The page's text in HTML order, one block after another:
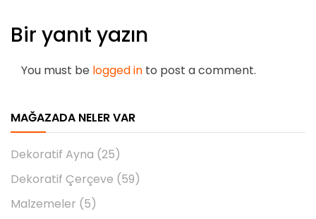
MAĞAZADA NELER VAR
Dekoratif Ayna (25)
Dekoratif Çerçeve (59)
Malzemeler (5)
Bir yanıt yazın
You must be logged in to post a comment.